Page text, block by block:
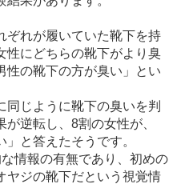
ぞれが履いていた靴下を持
性にどちらの靴下がより臭
性の靴下の方が臭い」とい
同じように靴下の臭いを判
逆転し、8割の女性が、
」と答えたそうです。
情報の有無であり、初めの
ヤジの靴下だという視覚情